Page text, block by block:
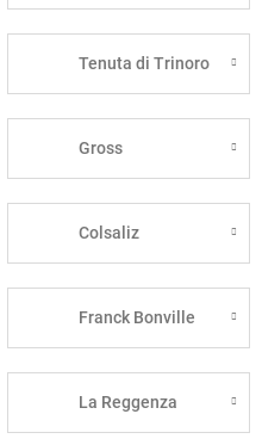
Tenuta di Trinoro
Gross
Colsaliz
Franck Bonville
La Reggenza